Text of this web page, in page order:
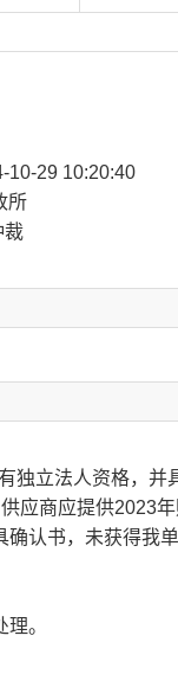
10-29 10:20:40
所
裁
独立法人资格，并
应商应提供2023
认书，未获得我
。